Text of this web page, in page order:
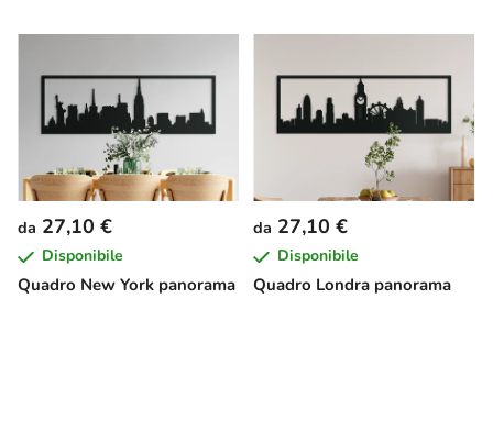
Quadro New York panorama
da 27,10 €
Disponibile
Quadro Londra panorama
da 27,10 €
Disponibile